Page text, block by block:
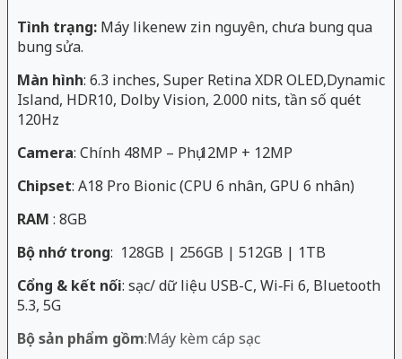
số
lượng
Tình trạng: Máy likenew zin nguyên, chưa bung qua
bung sửa.
Màn hình: 6.3 inches, Super Retina XDR OLED,Dynamic
Island, HDR10, Dolby Vision, 2.000 nits, tần số quét
120Hz
Camera: Chính 48MP – Phụ 12MP + 12MP
Chipset: A18 Pro Bionic (CPU 6 nhân, GPU 6 nhân)
RAM : 8GB
Bộ nhớ trong: 128GB | 256GB | 512GB | 1TB
Cổng & kết nối: sạc/ dữ liệu USB-C, Wi‑Fi 6, Bluetooth
5.3, 5G
Bộ sản phẩm gồm:Máy kèm cáp sạc